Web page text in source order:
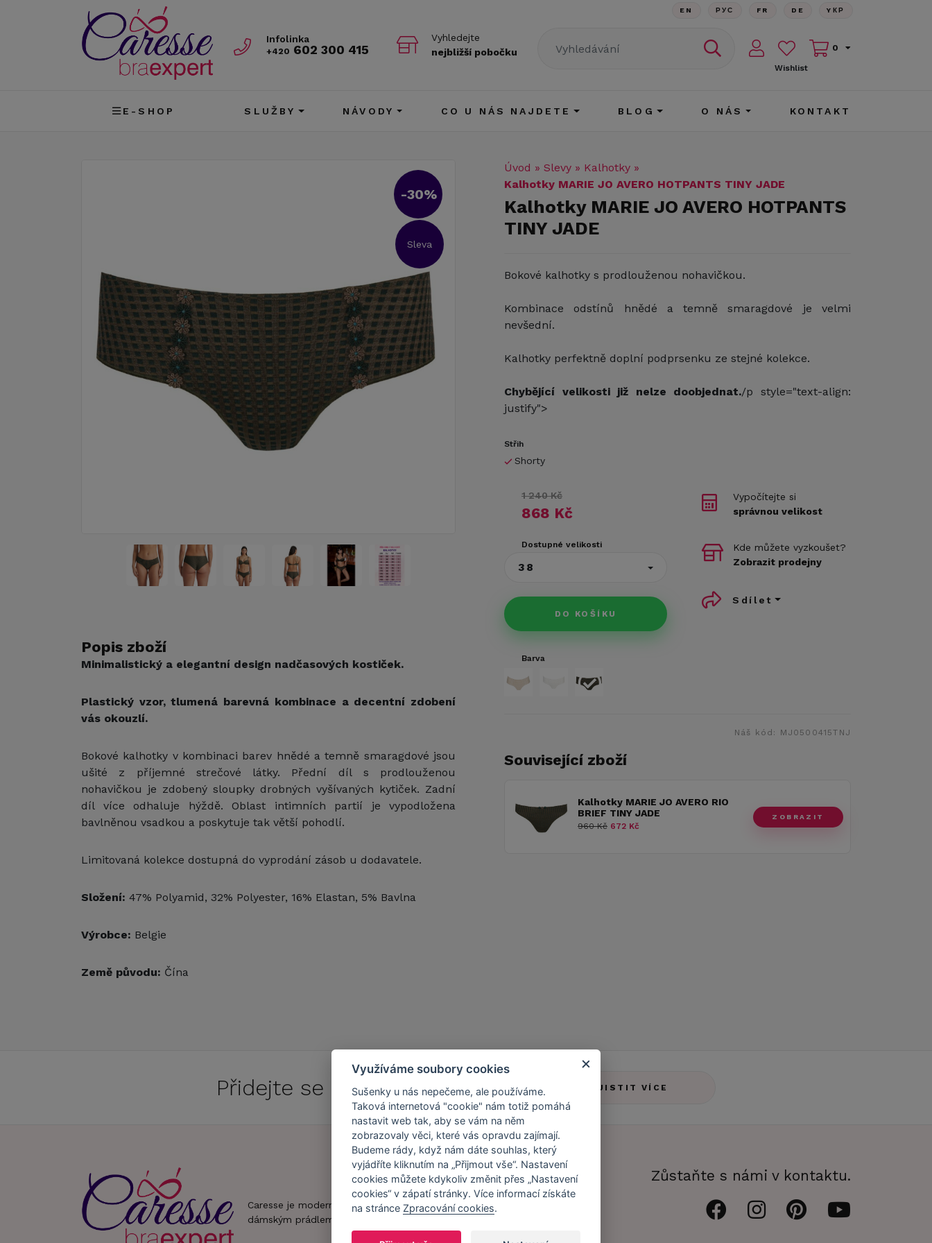
Infolinka
+420 602 300 415
Vyhledejte
nejbližší pobočku
EN РУС FR DE YКР
Wishlist
0
E-SHOP SLUŽBY NÁVODY CO U NÁS NAJDETE BLOG O NÁS KONTAKT
-30%
Sleva
Popis zboží
Minimalistický a elegantní design nadčasových kostiček.
Plastický vzor, tlumená barevná kombinace a decentní zdobení
vás okouzlí.
Bokové kalhotky v kombinaci barev hnědé a temně smaragdové jsou
ušité z příjemné strečové látky. Přední díl s prodlouženou
nohavičkou je zdobený sloupky drobných vyšívaných kytiček. Zadní
díl více odhaluje hýždě. Oblast intimních partií je vypodložena
bavlněnou vsadkou a poskytuje tak větší pohodlí.
Limitovaná kolekce dostupná do vyprodání zásob u dodavatele.
Složení: 47% Polyamid, 32% Polyester, 16% Elastan, 5% Bavlna
Výrobce: Belgie
Země původu: Čína
Úvod » Slevy » Kalhotky »
Kalhotky MARIE JO AVERO HOTPANTS TINY JADE
Kalhotky MARIE JO AVERO HOTPANTS
TINY JADE
Bokové kalhotky s prodlouženou nohavičkou.
Kombinace odstínů hnědé a temně smaragdové je velmi
nevšední.
Kalhotky perfektně doplní podprsenku ze stejné kolekce.
Chybějící velikosti již nelze doobjednat./p style="text-align:
justify">
Střih
Shorty
1 240 Kč
868 Kč
Dostupné velikosti
38
DO KOŠÍKU
Vypočítejte si
správnou velikost
Kde můžete vyzkoušet?
Zobrazit prodejny
Sdílet
Barva
Náš kód: MJ0500415TNJ
Související zboží
Kalhotky MARIE JO AVERO RIO
BRIEF TINY JADE
960 Kč 672 Kč
ZOBRAZIT
Přidejte se doCaresse Clubu! ZJISTIT VÍCE
Caresse je moderní obchod s
dámským prádlem.
Náš příběh
Náš tým
médiích
Zákaznický účet
Registrace
Doprava a platba
Zůstaňte s námi v kontaktu.
Využíváme soubory cookies
Sušenky u nás nepečeme, ale používáme.
Taková internetová "cookie" nám totiž pomáhá
nastavit web tak, aby se vám na něm
zobrazovaly věci, které vás opravdu zajímají.
Budeme rády, když nám dáte souhlas, který
vyjádříte kliknutím na „Přijmout vše“. Nastavení
cookies můžete kdykoliv změnit přes „Nastavení
cookies“ v zápatí stránky. Více informací získáte
na stránce Zpracování cookies.